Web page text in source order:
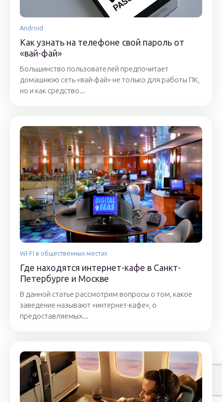
Android
Как узнать на телефоне свой пароль от
«вай-фай»
Большинство пользователей предпочитает
домашнюю сеть «вай-фай» не только для работы ПК,
но и как средство...
WI-FI в общественных местах
Где находятся интернет-кафе в Санкт-
Петербурге и Москве
В данной статье рассмотрим вопросы о том, какое
заведение называют «интернет-кафе», о
предоставляемых...